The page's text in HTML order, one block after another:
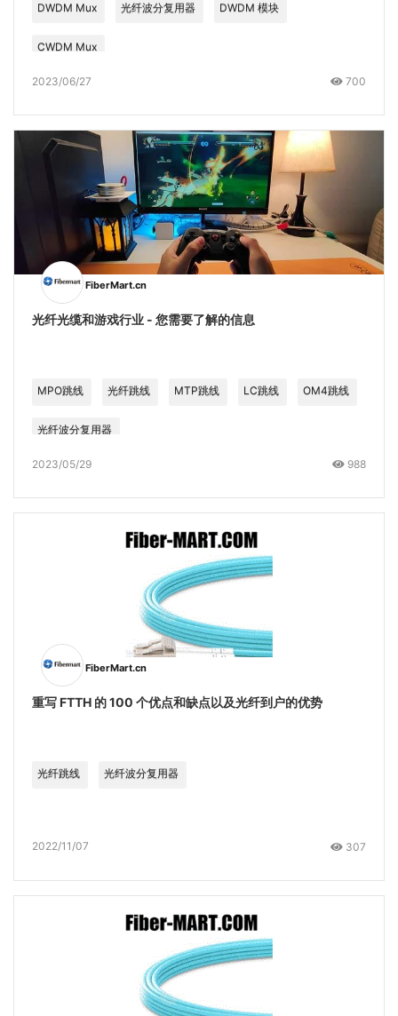
DWDM Mux 光纤波分复用器 DWDM 模块
CWDM Mux
2023/06/27 700
FiberMart.cn
光纤光缆和游戏行业 - 您需要了解的信息
MPO跳线 光纤跳线 MTP跳线 LC跳线 OM4跳线
光纤波分复用器
2023/05/29 988
FiberMart.cn
重写 FTTH 的 100 个优点和缺点以及光纤到户的优势
光纤跳线 光纤波分复用器
2022/11/07 307